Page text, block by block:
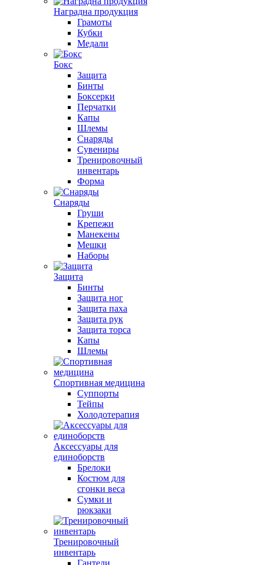
Наградна продукция
Грамоты
Кубки
Медали
Бокс
Защита
Бинты
Боксерки
Перчатки
Капы
Шлемы
Снаряды
Сувениры
Тренировочный
инвентарь
Форма
Снаряды
Груши
Крепежи
Манекены
Мешки
Наборы
Защита
Бинты
Защита ног
Защита паха
Защита рук
Защита торса
Капы
Шлемы
Спортивная медицина
Суппорты
Тейпы
Холодотерапия
Аксессуары для
единоборств
Брелоки
Костюм для
сгонки веса
Сумки и
рюкзаки
Тренировочный
инвентарь
Гантели